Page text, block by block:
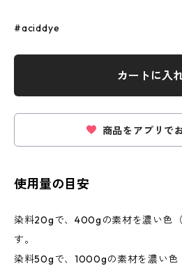
#aciddye
カートに入
商品をアプリで
使用量の目安
染料20gで、400gの素材を濃い色
す。
染料50gで、1000gの素材を濃い色